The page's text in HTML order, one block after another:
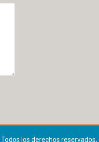
Todos los derechos reservados,